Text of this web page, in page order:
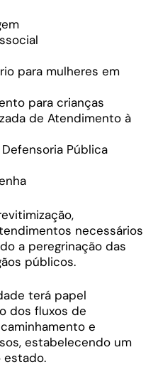
para mulheres em
para crianças
de Atendimento à
Pública
necessários
a peregrinação das
públicos.
terá papel
dos fluxos de
e
estabelecendo um
estado.